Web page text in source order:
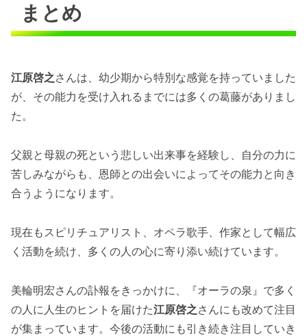
まとめ
江原啓之さんは、幼少期から特別な感覚を持っていました
が、その能力を受け入れるまでには多くの葛藤がありまし
た。
父親と母親の死という悲しい出来事を経験し、自分の力に
苦しみながらも、恩師との出会いによってその能力と向き
合うようになります。
現在もスピリチュアリスト、オペラ歌手、作家として幅広
く活動を続け、多くの人の心に寄り添い続けています。
美輪明宏さんの訃報をきっかけに、『オーラの泉』で多く
の人に人生のヒントを届けた江原啓之さんにも改めて注目
が集まっています。今後の活動にも引き続き注目していき